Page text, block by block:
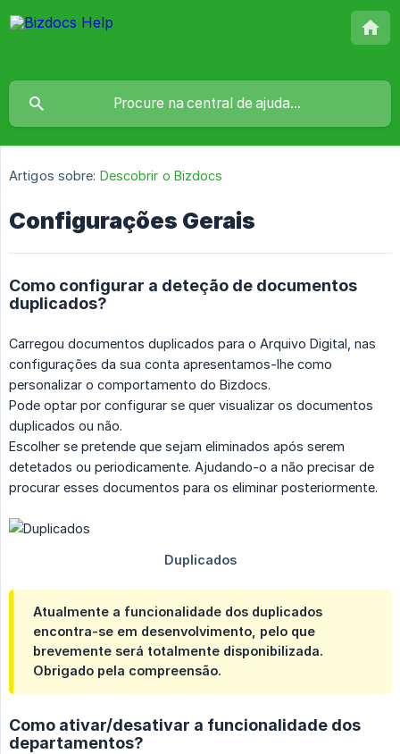
Artigos sobre: Descobrir o Bizdocs
Configurações Gerais
Como configurar a deteção de documentos
duplicados?
Carregou documentos duplicados para o Arquivo Digital, nas
configurações da sua conta apresentamos-lhe como
personalizar o comportamento do Bizdocs.
Pode optar por configurar se quer visualizar os documentos
duplicados ou não.
Escolher se pretende que sejam eliminados após serem
detetados ou periodicamente. Ajudando-o a não precisar de
procurar esses documentos para os eliminar posteriormente.
Atualmente a funcionalidade dos duplicados
encontra-se em desenvolvimento, pelo que
brevemente será totalmente disponibilizada.
Obrigado pela compreensão.
Como ativar/desativar a funcionalidade dos
departamentos?